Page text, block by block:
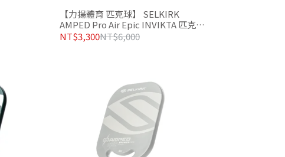
【力揚體育 匹克球】 SELKIRK
AMPED Pro Air Epic INVIKTA 匹克球
拍 冰藍
NT$3,300NT$6,000